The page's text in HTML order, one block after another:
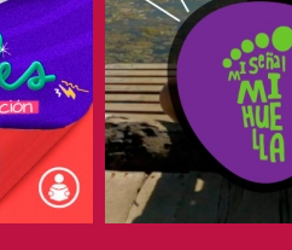
COMPARTIR